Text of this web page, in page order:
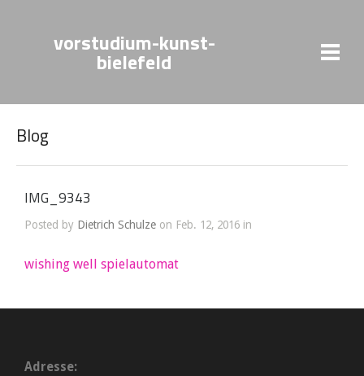
vorstudium-kunst-
bielefeld
Blog
IMG_9343
Posted by Dietrich Schulze on Feb. 12, 2016 in
wishing well spielautomat
Adresse: